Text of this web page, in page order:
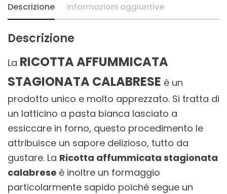
Descrizione Informazioni aggiuntive
Descrizione
La RICOTTA AFFUMMICATA
STAGIONATA CALABRESE è un
prodotto unico e molto apprezzato. Si tratta di
un latticino a pasta bianca lasciato a
essiccare in forno, questo procedimento le
attribuisce un sapore delizioso, tutto da
gustare. La Ricotta affummicata stagionata
calabrese è inoltre un formaggio
particolarmente sapido poiché segue un